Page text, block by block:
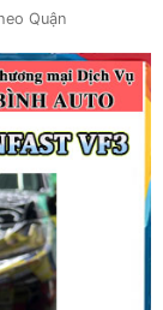
Quận